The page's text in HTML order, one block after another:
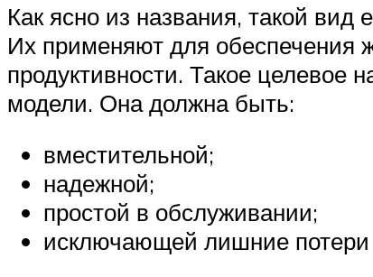
Как ясно из названия, такой
Их применяют для
продуктивности. Такое целевое
модели. Она должна быть:
вместительной;
надежной;
простой в обслуживании;
исключающей лишние потери